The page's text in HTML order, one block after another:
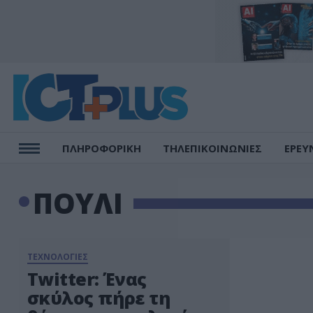
ΠΛΗΡΟΦΟΡΙΚΗ ΤΗΛΕΠΙΚΟΙΝΩΝΙΕΣ
ΠΟΥΛΙ
ΤΕΧΝΟΛΟΓΙΕΣ
Twitter: Ένας
σκύλος πήρε τη